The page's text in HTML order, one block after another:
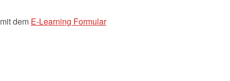
dem E-Learning Formular